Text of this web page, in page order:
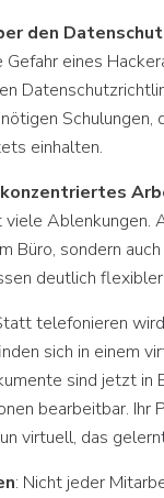
den
eines
Schulungen,
einhalten.
Ablenkungen.
Büro, sondern auch
deutlich flexibler
telefonieren
sich in einem
sind jetzt in
bearbeitbar. Ihr
virtuell, das
: Nicht jeder